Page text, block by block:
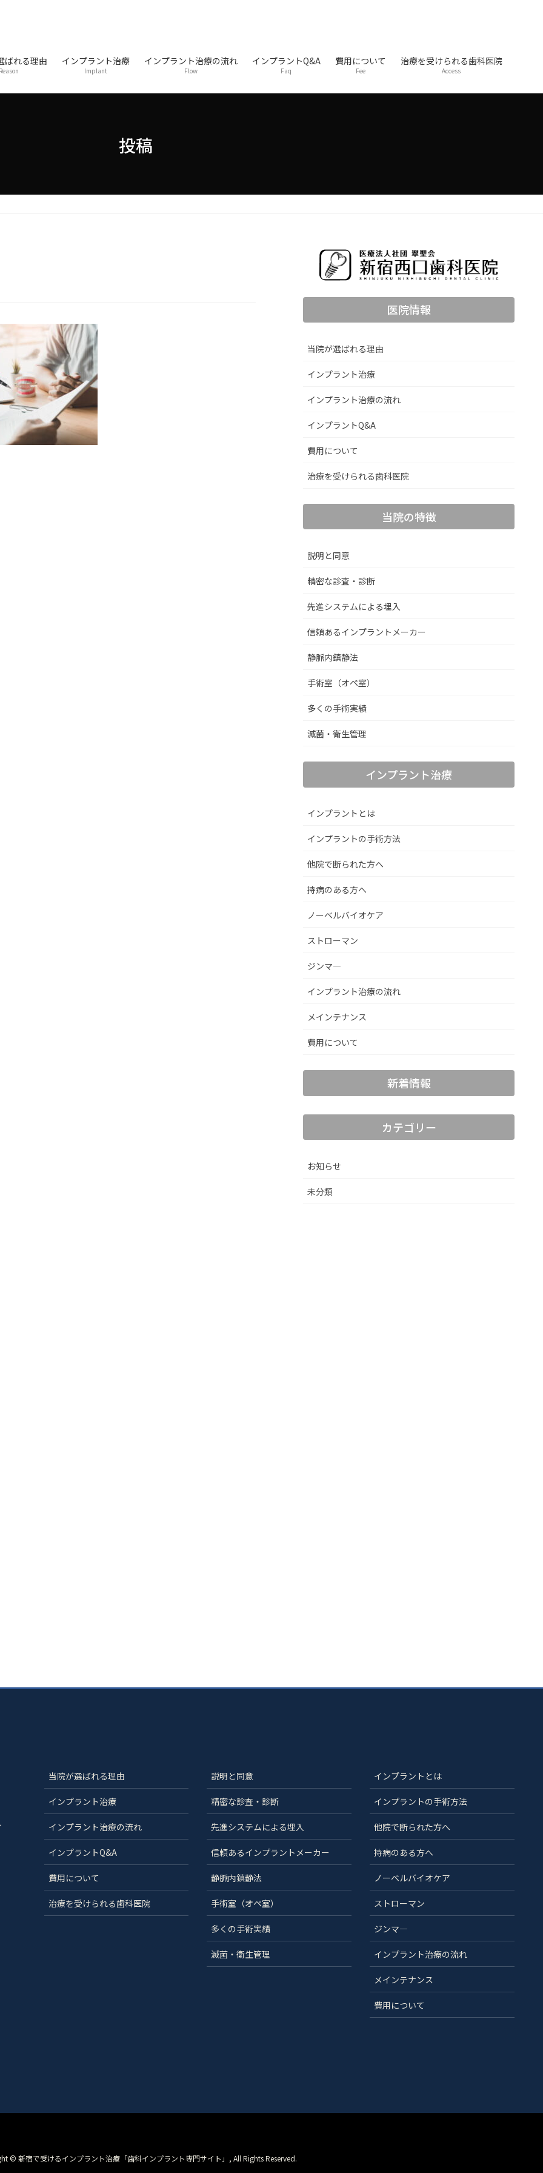
ばれる理由 インプラント治療
Implant
インプラント治療の流れ
Flow
インプラントQ&A
Faq
費用について
Fee
治療を受けられる歯科医院
Access
投稿
医院情報
当院が選ばれる理由
インプラント治療
インプラント治療の流れ
インプラントQ&A
費用について
治療を受けられる歯科医院
当院の特徴
説明と同意
精密な診査・診断
先進システムによる埋入
信頼あるインプラントメーカー
静脈内鎮静法
手術室（オペ室）
多くの手術実績
滅菌・衛生管理
インプラント治療
インプラントとは
インプラントの手術方法
他院で断られた方へ
持病のある方へ
ノーベルバイオケア
ストローマン
ジンマ―
インプラント治療の流れ
メインテナンス
費用について
新着情報
カテゴリー
お知らせ
未分類
当院が選ばれる理由
インプラント治療
インプラント治療の流れ
インプラントQ&A
費用について
治療を受けられる歯科医院
説明と同意
精密な診査・診断
先進システムによる埋入
信頼あるインプラントメーカー
静脈内鎮静法
手術室（オペ室）
多くの手術実績
滅菌・衛生管理
インプラントとは
インプラントの手術方法
他院で断られた方へ
持病のある方へ
ノーベルバイオケア
ストローマン
ジンマ―
インプラント治療の流れ
メインテナンス
費用について
© 新宿で受けるインプラント治療「歯科インプラント専門サイト」, All Rights Reserved.